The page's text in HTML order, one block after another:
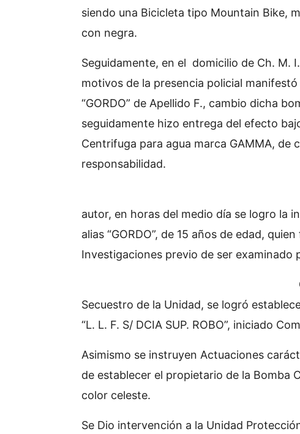
siendo una Bicicleta tipo Mountain Bike,
con negra.
Seguidamente, en el domicilio de Ch. M.
motivos de la presencia policial
“GORDO” de Apellido F., cambio dicha
seguidamente hizo entrega del efecto
Centrifuga para agua marca GAMMA, de
responsabilidad.
Prosiguiendo la
autor, en horas del medio día se logro la
alias “GORDO”, de 15 años de edad,
Investigaciones previo de ser examinado
Compulsado en el
Secuestro de la Unidad, se logró
“L. L. F. S/ DCIA SUP. ROBO”, iniciado
Asimismo se instruyen Actuaciones
de establecer el propietario de la Bomba
color celeste.
Se Dio intervención a la Unidad